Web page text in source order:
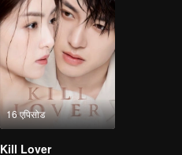
16 एपिसोड
Kill Lover